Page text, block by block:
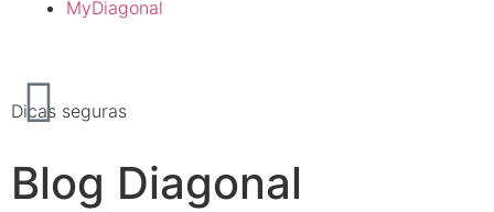
MyDiagonal
Dicas seguras
Blog Diagonal